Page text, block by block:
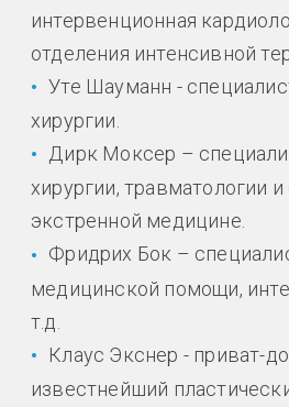
интервенционная
отделения интенсивной
Уте Шауманн -
хирургии.
Дирк Моксер –
хирургии, травматологии
экстренной медицине.
Фридрих Бок –
медицинской помощи,
т.д.
Клаус Экснер - приват-
известнейший